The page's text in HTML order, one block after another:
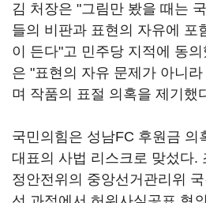
김 처장은 "그림만 봤을 때는
들의 비판과 표현의 자유에 포
이 든다"고 민주당 지적에 동
은 "표현의 자유 문제가 아니
며 작품의 표절 의혹을 제기했
국민의힘은 성남FC 후원금 의
대표의 사법 리스크로 맞섰다.
정안전위의 중앙선거관리위